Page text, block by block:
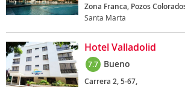
Zona Franca, Pozos
Santa Marta
Hotel Valladolid
7.7 Bueno
Carrera 2, 5-67,